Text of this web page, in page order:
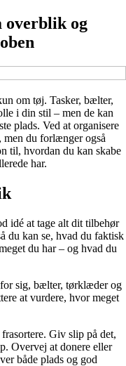
overblik og
om tøj. Tasker, bælter,
i din stil – men de kan
plads. Ved at organisere
du forlænger også
til, hvordan du kan skabe
har.
idé at tage alt dit tilbehør
du kan se, hvad du faktisk
du har – og hvad du
sig, bælter, tørklæder og
at vurdere, hvor meget
Giv slip på det,
Overvej at donere eller
både plads og god